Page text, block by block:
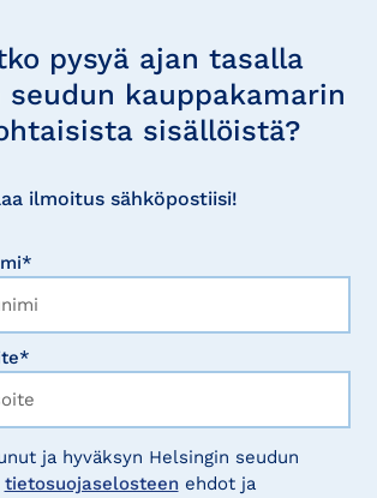
pysyä ajan tasalla
seudun kauppakamarin
sisällöistä?
ilmoitus sähköpostiisi!
ja hyväksyn Helsingin seudun
tietosuojaselosteen ehdot ja